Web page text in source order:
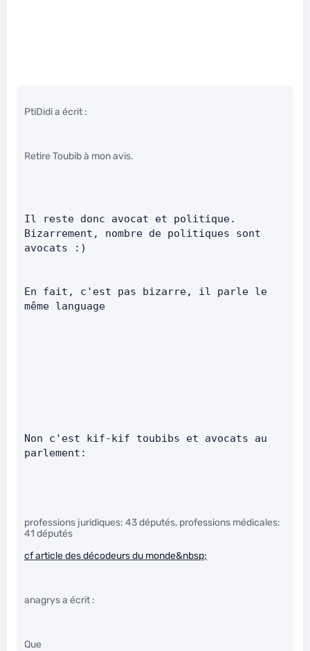
PtiDidi a écrit :
Retire Toubib à mon avis.
Il reste donc avocat et politique.
Bizarrement, nombre de politiques sont
avocats :)
En fait, c'est pas bizarre, il parle le
même language
Non c'est kif-kif toubibs et avocats au
parlement:
professions juridiques: 43 députés, professions médicales:
41 députés
cf article des décodeurs du monde&nbsp;
anagrys a écrit :
Que